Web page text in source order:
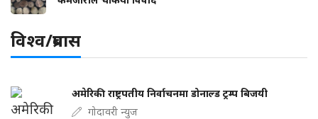
विश्व/प्रबास
अमेरिकी राष्ट्रपतीय निर्वाचनमा डोनाल्ड ट्रम्प बिजयी
गोदावरी न्युज